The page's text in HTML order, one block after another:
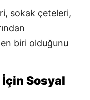
sokak çeteleri,
biri olduğunu
İçin Sosyal